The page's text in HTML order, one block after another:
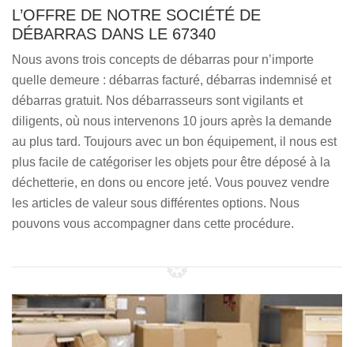
L’OFFRE DE NOTRE SOCIÉTÉ DE
DÉBARRAS DANS LE 67340
Nous avons trois concepts de débarras pour n’importe
quelle demeure : débarras facturé, débarras indemnisé et
débarras gratuit. Nos débarrasseurs sont vigilants et
diligents, où nous intervenons 10 jours après la demande
au plus tard. Toujours avec un bon équipement, il nous est
plus facile de catégoriser les objets pour être déposé à la
déchetterie, en dons ou encore jeté. Vous pouvez vendre
les articles de valeur sous différentes options. Nous
pouvons vous accompagner dans cette procédure.